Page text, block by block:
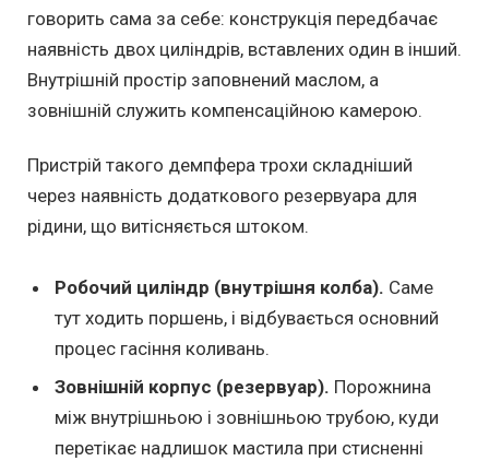
говорить сама за себе: конструкція передбачає
наявність двох циліндрів, вставлених один в інший.
Внутрішній простір заповнений маслом, а
зовнішній служить компенсаційною камерою.
Пристрій такого демпфера трохи складніший
через наявність додаткового резервуара для
рідини, що витісняється штоком.
Робочий циліндр (внутрішня колба). Саме
тут ходить поршень, і відбувається основний
процес гасіння коливань.
Зовнішній корпус (резервуар). Порожнина
між внутрішньою і зовнішньою трубою, куди
перетікає надлишок мастила при стисненні